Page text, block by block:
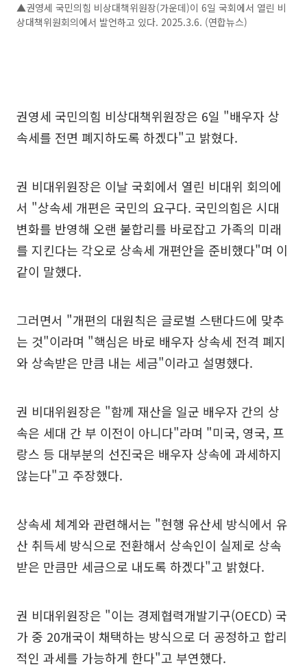
▲권영세 국민의힘 비상대책위원장(가운데)이 6일 국회에서 열린 비
상대책위원회의에서 발언하고 있다. 2025.3.6. (연합뉴스)
권영세 국민의힘 비상대책위원장은 6일 "배우자 상
속세를 전면 폐지하도록 하겠다"고 밝혔다.
권 비대위원장은 이날 국회에서 열린 비대위 회의에
서 "상속세 개편은 국민의 요구다. 국민의힘은 시대
변화를 반영해 오랜 불합리를 바로잡고 가족의 미래
를 지킨다는 각오로 상속세 개편안을 준비했다"며 이
같이 말했다.
그러면서 "개편의 대원칙은 글로벌 스탠다드에 맞추
는 것"이라며 "핵심은 바로 배우자 상속세 전격 폐지
와 상속받은 만큼 내는 세금"이라고 설명했다.
권 비대위원장은 "함께 재산을 일군 배우자 간의 상
속은 세대 간 부 이전이 아니다"라며 "미국, 영국, 프
랑스 등 대부분의 선진국은 배우자 상속에 과세하지
않는다"고 주장했다.
상속세 체계와 관련해서는 "현행 유산세 방식에서 유
산 취득세 방식으로 전환해서 상속인이 실제로 상속
받은 만큼만 세금으로 내도록 하겠다"고 밝혔다.
권 비대위원장은 "이는 경제협력개발기구(OECD) 국
가 중 20개국이 채택하는 방식으로 더 공정하고 합리
적인 과세를 가능하게 한다"고 부연했다.